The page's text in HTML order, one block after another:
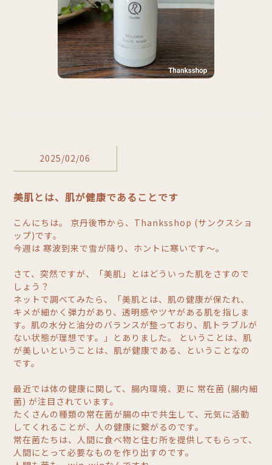
2025/02/06
美肌とは、肌が健康であることです
こんにちは。 京丹後市から、Thanksshop (サンクスショ
ップ)です。
今週は 寒波到来で雪が降り、ホントに寒いです～。
さて、突然ですが、「美肌」とはどういった肌をさすので
しょう？
ネットで調べてみたら、「美肌とは、肌の健康が保たれ、
キメが細かく弾力があり、透明感やツヤがある肌を指しま
す。肌の水分と油分のバランスが整っており、肌トラブルが
ない状態が理想です。」とありました。 ということは、肌
が美しいということは、肌が健康である、ということなの
です。
最近では体の健康に関して、腸内環境、更に 常在菌 (腸内細
菌) が注目されています。
たくさんの種類の常在菌が腸の中で共生して、元気に活動
してくれることが、人の健康に繋がるのです。
常在菌たちは、人間に食べ物と住む所を提供してもらって、
人間にとって必要なものを作り出すのです。